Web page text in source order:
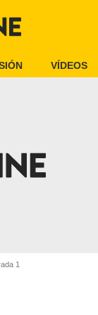
VÍDEOS
1